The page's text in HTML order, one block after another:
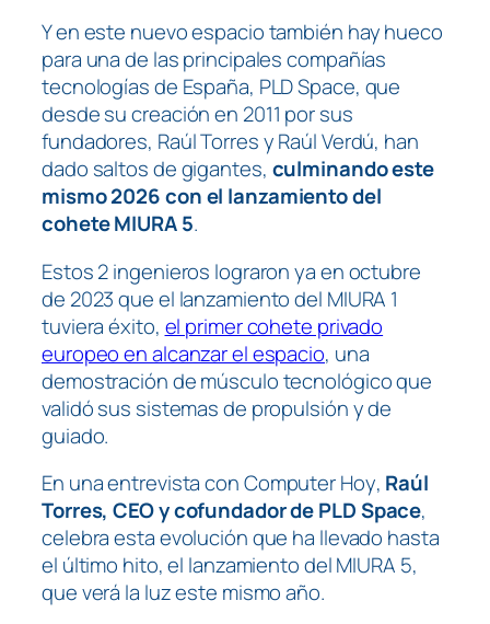
Y en este nuevo espacio también hay hueco
para una de las principales compañías
tecnologías de España, PLD Space, que
desde su creación en 2011 por sus
fundadores, Raúl Torres y Raúl Verdú, han
dado saltos de gigantes, culminando este
mismo 2026 con el lanzamiento del
cohete MIURA 5.
Estos 2 ingenieros lograron ya en octubre
de 2023 que el lanzamiento del MIURA 1
tuviera éxito, el primer cohete privado
europeo en alcanzar el espacio, una
demostración de músculo tecnológico que
validó sus sistemas de propulsión y de
guiado.
En una entrevista conComputer Hoy, Raúl
Torres, CEO y cofundador de PLD Space,
celebra esta evolución que ha llevado hasta
el último hito, el lanzamiento del MIURA 5,
que verá la luz este mismo año.